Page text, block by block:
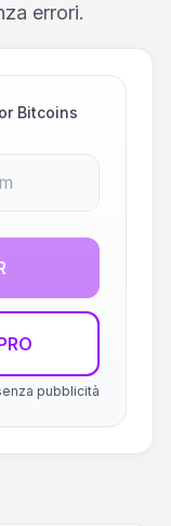
errori.
Bitcoins
pubblicità